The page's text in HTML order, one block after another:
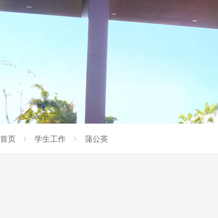
首页 学生工作 蒲公英